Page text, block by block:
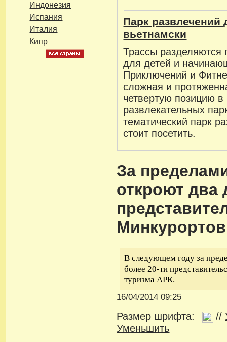
Индонезия
Испания
Италия
Кипр
Парк развлечений
вьетнамски
Трассы разделяются
для детей и
Приключений и
сложная и
четвертую позицию в
развлекательных
тематический парк
стоит посетить.
За
откроют два
В следующем году за
более 20-ти
туризма АРК.
16/04/2014 09:25
Размер шрифта: //
Уменьшить